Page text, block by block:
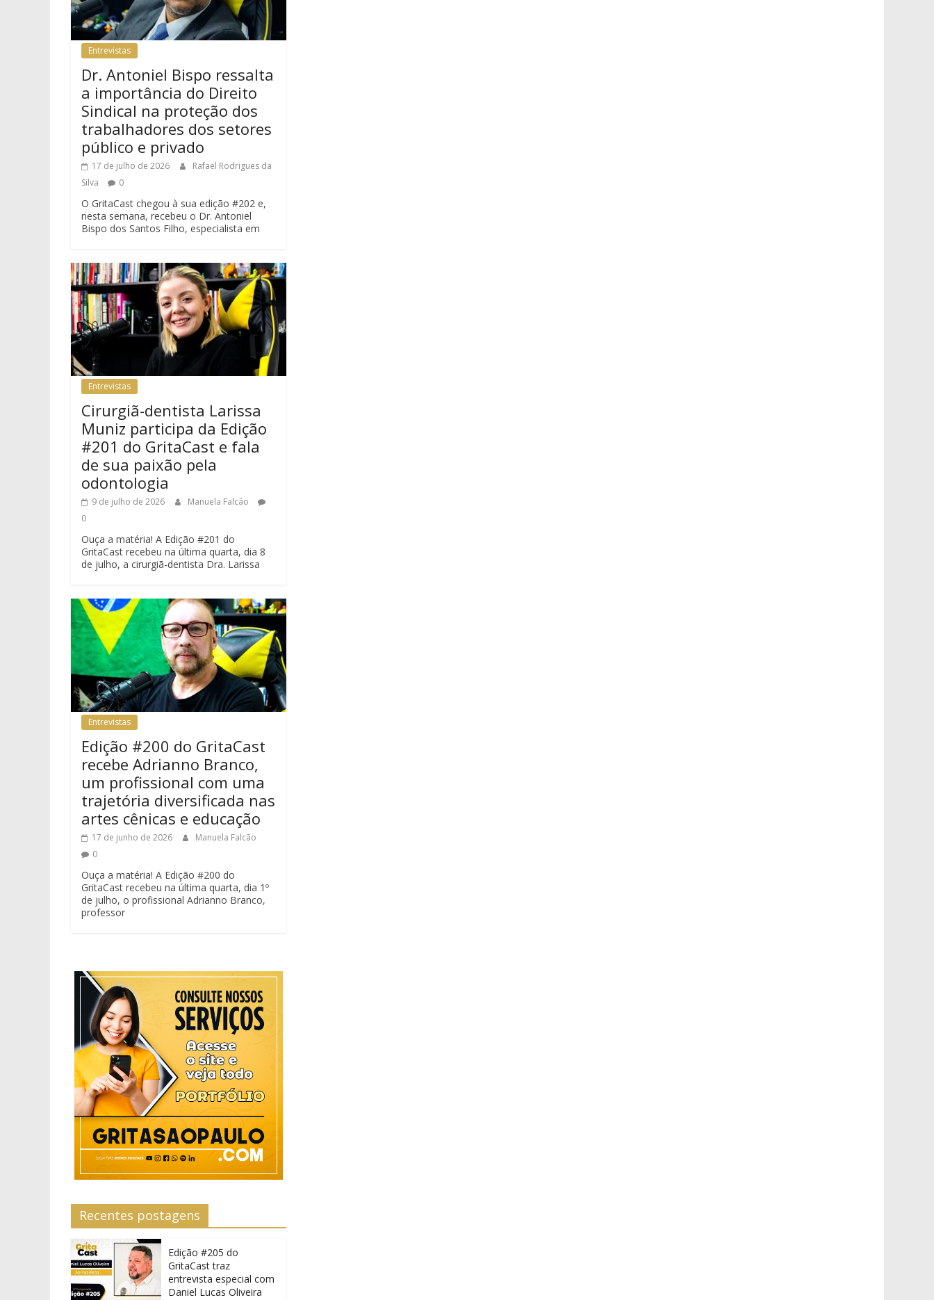
Entrevistas
Dr. Antoniel Bispo ressalta
a importância do Direito
Sindical na proteção dos
trabalhadores dos setores
público e privado
17 de julho de 2026
Rafael Rodrigues da
Silva
0
O GritaCast chegou à sua edição #202 e,
nesta semana, recebeu o Dr. Antoniel
Bispo dos Santos Filho, especialista em
Entrevistas
Cirurgiã-dentista Larissa
Muniz participa da Edição
#201 do GritaCast e fala
de sua paixão pela
odontologia
9 de julho de 2026
Manuela Falcão
0
Ouça a matéria! A Edição #201 do
GritaCast recebeu na última quarta, dia 8
de julho, a cirurgiã-dentista Dra. Larissa
Entrevistas
Edição #200 do GritaCast
recebe Adrianno Branco,
um profissional com uma
trajetória diversificada nas
artes cênicas e educação
17 de junho de 2026
Manuela Falcão
0
Ouça a matéria! A Edição #200 do
GritaCast recebeu na última quarta, dia 1º
de julho, o profissional Adrianno Branco,
professor
Recentes postagens
Edição #205 do
GritaCast traz
entrevista especial com
Daniel Lucas Oliveira